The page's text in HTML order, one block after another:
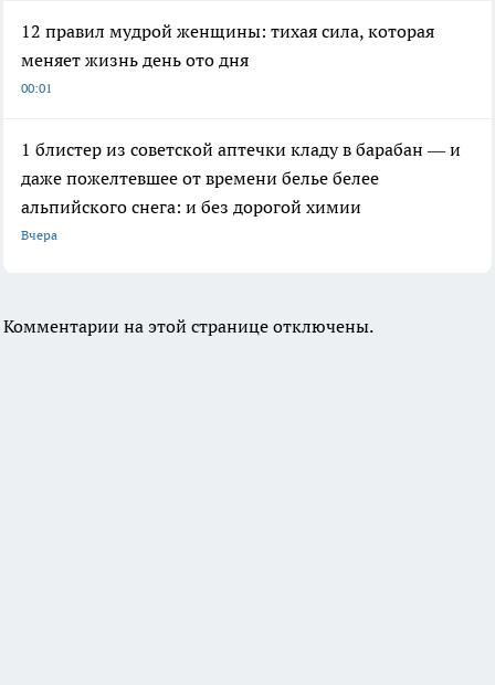
12 правил мудрой женщины: тихая сила, которая
меняет жизнь день ото дня
00:01
1 блистер из советской аптечки кладу в барабан — и
даже пожелтевшее от времени белье белее
альпийского снега: и без дорогой химии
Вчера
Комментарии на этой странице отключены.